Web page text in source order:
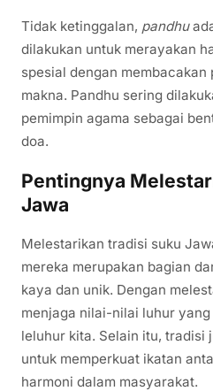
Tidak ketinggalan, pandhu
dilakukan untuk merayakan
spesial dengan
makna. Pandhu sering
pemimpin agama sebagai
doa.
Pentingnya
Jawa
Melestarikan tradisi suku
mereka merupakan bagian
kaya dan unik. Dengan
menjaga nilai-nilai luhur
leluhur kita. Selain itu, tradisi
untuk memperkuat ikatan
harmoni dalam masyarakat.